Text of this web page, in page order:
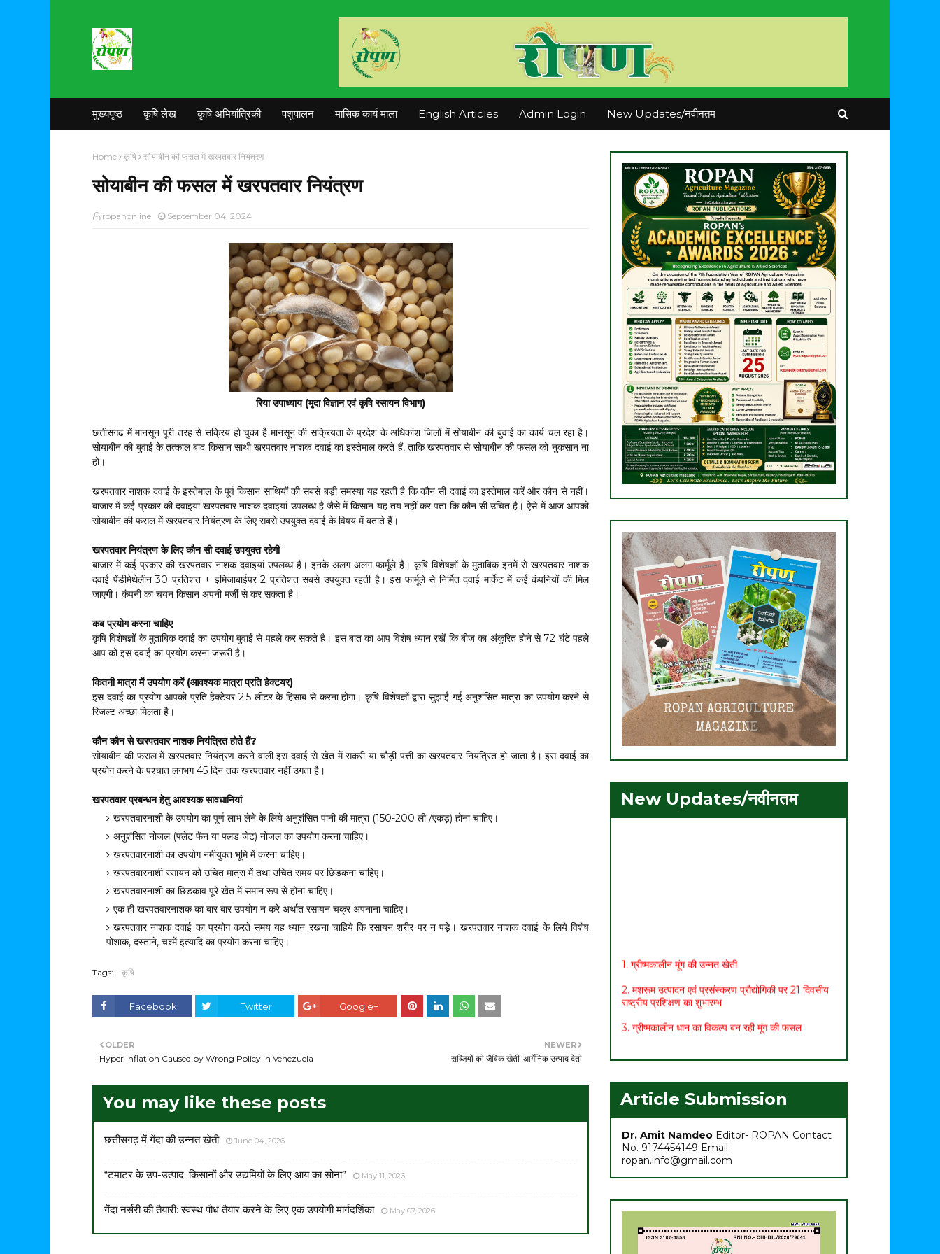
मुख्यपृष्ठ कृषि लेख कृषि अभियांत्रिकी पशुपालन मासिक कार्य माला English Articles Admin Login New Updates/नवीनतम
Home कृषि सोयाबीन की फसल में खरपतवार नियंत्रण
सोयाबीन की फसल में खरपतवार नियंत्रण
ropanonline September 04, 2024
रिया उपाध्याय (मृदा विज्ञान एवं कृषि रसायन विभाग)
छत्तीसगढ में मानसून पूरी तरह से सक्रिय हो चुका है मानसून की सक्रियता के प्रदेश के अधिकांश जिलों में सोयाबीन की बुवाई का कार्य चल रहा है।
सोयाबीन की बुवाई के तत्काल बाद किसान साथी खरपतवार नाशक दवाई का इस्तेमाल करते हैं, ताकि खरपतवार से सोयाबीन की फसल को नुकसान ना
हो।
खरपतवार नाशक दवाई के इस्तेमाल के पूर्व किसान साथियों की सबसे बड़ी समस्या यह रहती है कि कौन सी दवाई का इस्तेमाल करें और कौन से नहीं।
बाजार में कई प्रकार की दवाइयां खरपतवार नाशक दवाइयां उपलब्ध है जैसे में किसान यह तय नहीं कर पता कि कौन सी उचित है। ऐसे में आज आपको
सोयाबीन की फसल में खरपतवार नियंत्रण के लिए सबसे उपयुक्त दवाई के विषय में बताते हैं।
खरपतवार नियंत्रण के लिए कौन सी दवाई उपयुक्त रहेगी
बाजार में कई प्रकार की खरपतवार नाशक दवाइयां उपलब्ध है। इनके अलग-अलग फार्मूले हैं। कृषि विशेषज्ञों के मुताबिक इनमें से खरपतवार नाशक
दवाई पेंडीमेथेलीन 30 प्रतिशत + इमिजाबाईपर 2 प्रतिशत सबसे उपयुक्त रहती है। इस फार्मूले से निर्मित दवाई मार्केट में कई कंपनियों की मिल
जाएगी। कंपनी का चयन किसान अपनी मर्जी से कर सकता है।
कब प्रयोग करना चाहिए
कृषि विशेषज्ञों के मुताबिक दवाई का उपयोग बुवाई से पहले कर सकते है। इस बात का आप विशेष ध्यान रखें कि बीज का अंकुरित होने से 72 घंटे पहले
आप को इस दवाई का प्रयोग करना जरूरी है।
कितनी मात्रा में उपयोग करें (आवश्यक मात्रा प्रति हेक्टयर)
इस दवाई का प्रयोग आपको प्रति हेक्टेयर 2.5 लीटर के हिसाब से करना होगा। कृषि विशेषज्ञों द्वारा सुझाई गई अनुशंसित मात्रा का उपयोग करने से
रिजल्ट अच्छा मिलता है।
कौन कौन से खरपतवार नाशक नियंत्रित होते हैं?
सोयाबीन की फसल में खरपतवार नियंत्रण करने वाली इस दवाई से खेत में सकरी या चौड़ी पत्ती का खरपतवार नियंत्रित हो जाता है। इस दवाई का
प्रयोग करने के पश्चात लगभग 45 दिन तक खरपतवार नहीं उगता है।
खरपतवार प्रबन्धन हेतु आवश्यक सावधानियां
खरपतवारनाशी के उपयोग का पूर्ण लाभ लेने के लिये अनुशंसित पानी की मात्रा (150-200 ली./एकड़) होना चाहिए।
अनुशंसित नोजल (फ्लेट फॅन या फ्लड जेट) नोजल का उपयोग करना चाहिए।
खरपतवारनाशी का उपयोग नमीयुक्त भूमि में करना चाहिए।
खरपतवारनाशी रसायन को उचित मात्रा में तथा उचित समय पर छिडकना चाहिए।
खरपतवारनाशी का छिडकाव पूरे खेत में समान रूप से होना चाहिए।
एक ही खरपतवारनाशक का बार बार उपयोग न करे अर्थात रसायन चक्र अपनाना चाहिए।
खरपतवार नाशक दवाई का प्रयोग करते समय यह ध्यान रखना चाहिये कि रसायन शरीर पर न पड़े। खरपतवार नाशक दवाई के लिये विशेष
पोशाक, दस्ताने, चश्में इत्यादि का प्रयोग करना चाहिए।
Tags: कृषि
Facebook Twitter Google+
NEWER
सब्जियों की जैविक खेती-आर्गेनिक उत्पाद देती
OLDER
Hyper Inflation Caused by Wrong Policy in Venezuela
You may like these posts
छत्तीसगढ़ में गेंदा की उन्नत खेती June 04, 2026
“टमाटर के उप-उत्पाद: किसानों और उद्यमियों के लिए आय का सोना” May 11, 2026
गेंदा नर्सरी की तैयारी: स्वस्थ पौध तैयार करने के लिए एक उपयोगी मार्गदर्शिका May 07, 2026
New Updates/नवीनतम
2. मशरूम उत्पादन एवं प्रसंस्करण प्रौद्योगिकी पर 21 दिवसीय
राष्ट्रीय प्रशिक्षण का शुभारम्भ
3. ग्रीष्मकालीन धान का विकल्प बन रही मूंग की फसल
4. छत्तीसगढ़ बजट 2021: कृषि सम्बंधित प्रमुख प्रावधान
5. मासिक कृषि एवं पशुपालन कार्ययोजना (मार्च)
सब्जियों की खेती
Article Submission
Dr. Amit Namdeo Editor- ROPAN Contact
No. 9174454149 Email:
ropan.info@gmail.com